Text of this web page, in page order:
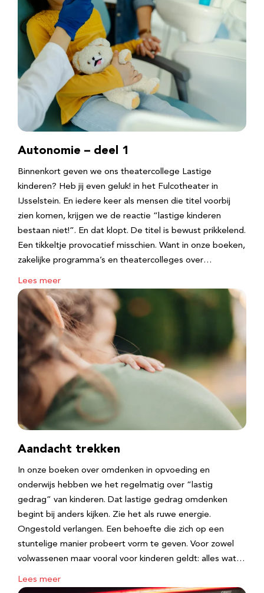
Autonomie – deel 1
Binnenkort geven we ons theatercollege Lastige
kinderen? Heb jij even geluk! in het Fulcotheater in
IJsselstein. En iedere keer als mensen die titel voorbij
zien komen, krijgen we de reactie “lastige kinderen
bestaan niet!”. En dat klopt. De titel is bewust prikkelend.
Een tikkeltje provocatief misschien. Want in onze boeken,
zakelijke programma’s en theatercolleges over…
Lees meer
Aandacht trekken
In onze boeken over omdenken in opvoeding en
onderwijs hebben we het regelmatig over “lastig
gedrag” van kinderen. Dat lastige gedrag omdenken
begint bij anders kijken. Zie het als ruwe energie.
Ongestold verlangen. Een behoefte die zich op een
stuntelige manier probeert vorm te geven. Voor zowel
volwassenen maar vooral voor kinderen geldt: alles wat…
Lees meer